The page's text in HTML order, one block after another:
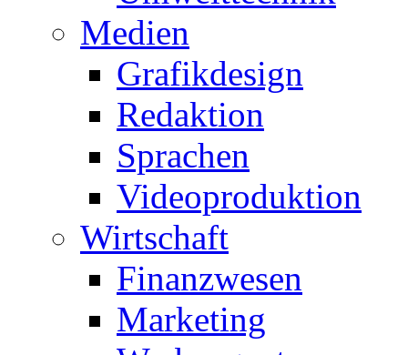
Medien
Grafikdesign
Redaktion
Sprachen
Videoproduktion
Wirtschaft
Finanzwesen
Marketing